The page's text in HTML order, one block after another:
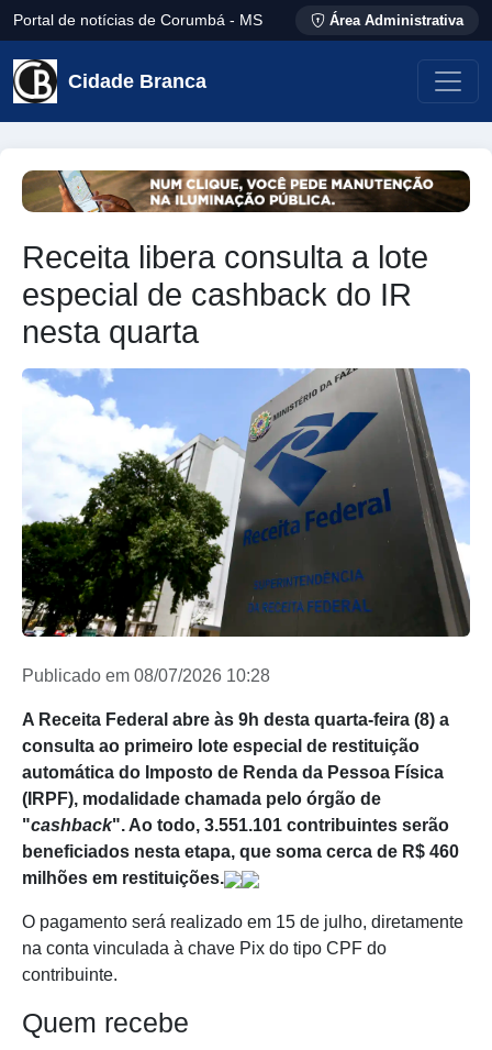
Portal de notícias de Corumbá - MS Área Administrativa
Cidade Branca
Receita libera consulta a lote
especial de cashback do IR
nesta quarta
Publicado em 08/07/2026 10:28
A Receita Federal abre às 9h desta quarta-feira (8) a
consulta ao primeiro lote especial de restituição
automática do Imposto de Renda da Pessoa Física
(IRPF), modalidade chamada pelo órgão de
"cashback". Ao todo, 3.551.101 contribuintes serão
beneficiados nesta etapa, que soma cerca de R$ 460
milhões em restituições.
O pagamento será realizado em 15 de julho, diretamente
na conta vinculada à chave Pix do tipo CPF do
contribuinte.
Quem recebe